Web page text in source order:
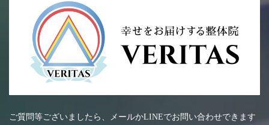
ご質問等ございましたら、メールかLINEでお問い合わせできます